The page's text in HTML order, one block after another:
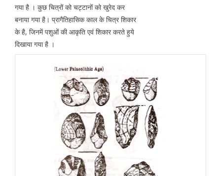
गया है । कुछ चित्रों को चट्टानों को खुरेद कर
बनाया गया है। प्रागैतिहासिक काल के चित्र शिकार
के है, जिनमें पशुओं की आकृति एवं शिकार करते हुये
दिखाया गया है ।